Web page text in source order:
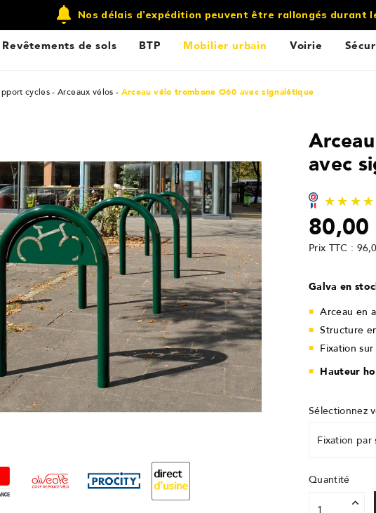
Revêtements de sols BTP Mobilier urbain Voirie
cycles - Arceaux vélos Arceau vélo trombone Ø60 avec signalétique
avec
80,00
Prix TTC :
Galva en
Arceau en
Structure
Fixation
Hauteur
Sélectionnez
Quantité
Nos délais d’expédition peuvent être rallongés durant